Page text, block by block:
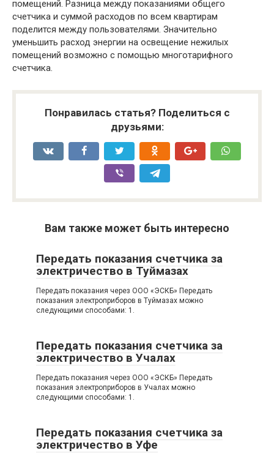
помещений. Разница между показаниями общего
счетчика и суммой расходов по всем квартирам
поделится между пользователями. Значительно
уменьшить расход энергии на освещение нежилых
помещений возможно с помощью многотарифного
счетчика.
Понравилась статья? Поделиться с
друзьями:
Вам также может быть интересно
Передать показания счетчика за
электричество в Туймазах
Передать показания через OOO «ЭСКБ» Передать
показания электроприборов в Туймазах можно
следующими способами: 1.
Передать показания счетчика за
электричество в Учалах
Передать показания через OOO «ЭСКБ» Передать
показания электроприборов в Учалах можно
следующими способами: 1.
Передать показания счетчика за
электричество в Уфе